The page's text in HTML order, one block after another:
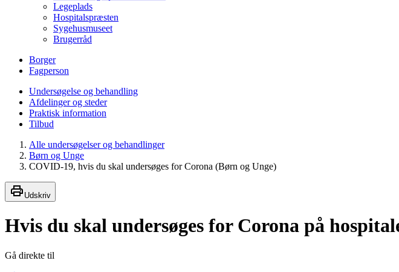
Legeplads
Hospitalspræsten
Sygehusmuseet
Brugerråd
Borger
Fagperson
Undersøgelse og behandling
Afdelinger og steder
Praktisk information
Tilbud
Alle undersøgelser og behandlinger
Børn og Unge
COVID-19, hvis du skal undersøges for Corona (Børn og Unge)
Udskriv
Hvis du skal undersøges for Corona på
Gå direkte til